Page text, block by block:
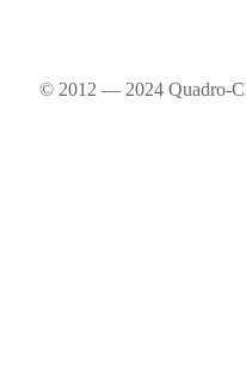
© 2012 — 2024 Quadro-